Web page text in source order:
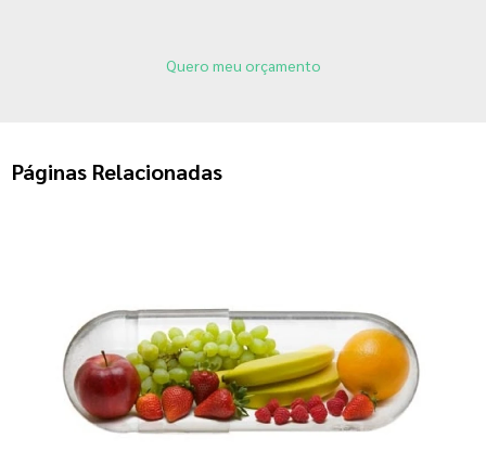
Quero meu orçamento
Páginas Relacionadas